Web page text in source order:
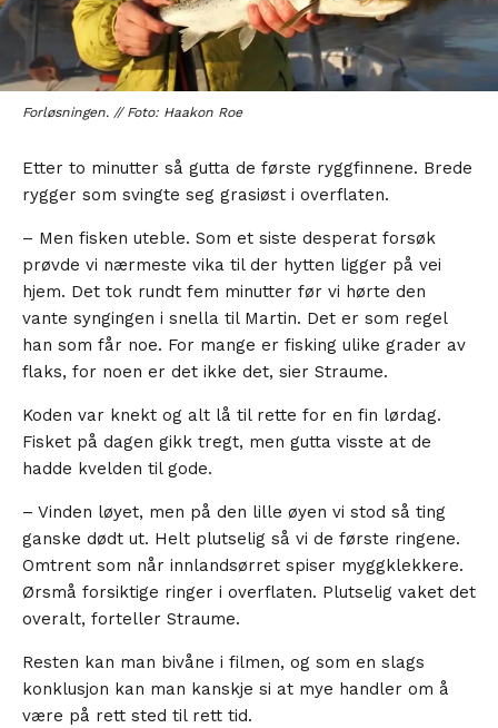
Forløsningen. // Foto: Haakon Roe
Etter to minutter så gutta de første ryggfinnene. Brede
rygger som svingte seg grasiøst i overflaten.
– Men fisken uteble. Som et siste desperat forsøk
prøvde vi nærmeste vika til der hytten ligger på vei
hjem. Det tok rundt fem minutter før vi hørte den
vante syngingen i snella til Martin. Det er som regel
han som får noe. For mange er fisking ulike grader av
flaks, for noen er det ikke det, sier Straume.
Koden var knekt og alt lå til rette for en fin lørdag.
Fisket på dagen gikk tregt, men gutta visste at de
hadde kvelden til gode.
– Vinden løyet, men på den lille øyen vi stod så ting
ganske dødt ut. Helt plutselig så vi de første ringene.
Omtrent som når innlandsørret spiser myggklekkere.
Ørsmå forsiktige ringer i overflaten. Plutselig vaket det
overalt, forteller Straume.
Resten kan man bivåne i filmen, og som en slags
konklusjon kan man kanskje si at mye handler om å
være på rett sted til rett tid.